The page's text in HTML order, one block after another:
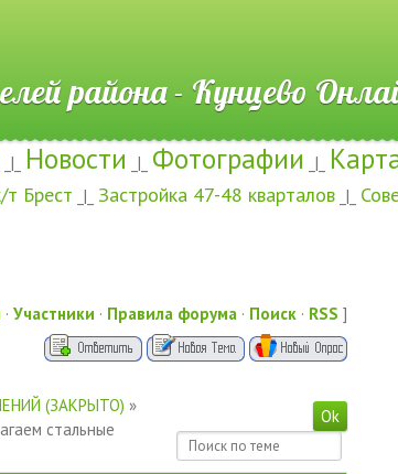
района - Кунцево
_|_ Новости _|_ Фотографии _|_
т Брест _|_ Застройка 47-48 кварталов _|_
· Участники · Правила форума · Поиск · RSS ]
(ЗАКРЫТО) »
стальные